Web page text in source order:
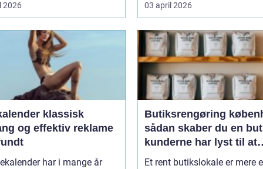
2026 03 april 2026
klassisk
og effektiv reklame
har i mange år
Butiksrengøring
sådan skaber du en
kunderne har lyst til at
komme tilbage til
Et rent butikslokale er mere